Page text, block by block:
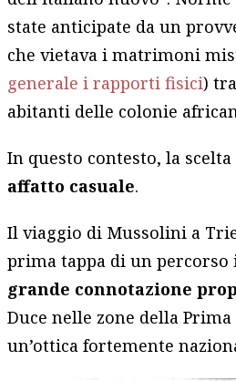
state anticipate da un
che vietava i matrimoni
generale i rapporti fisici)
abitanti delle colonie
In questo contesto, la
affatto casuale.
Il viaggio di Mussolini a
prima tappa di un percorso
grande connotazione
Duce nelle zone della
un’ottica fortemente